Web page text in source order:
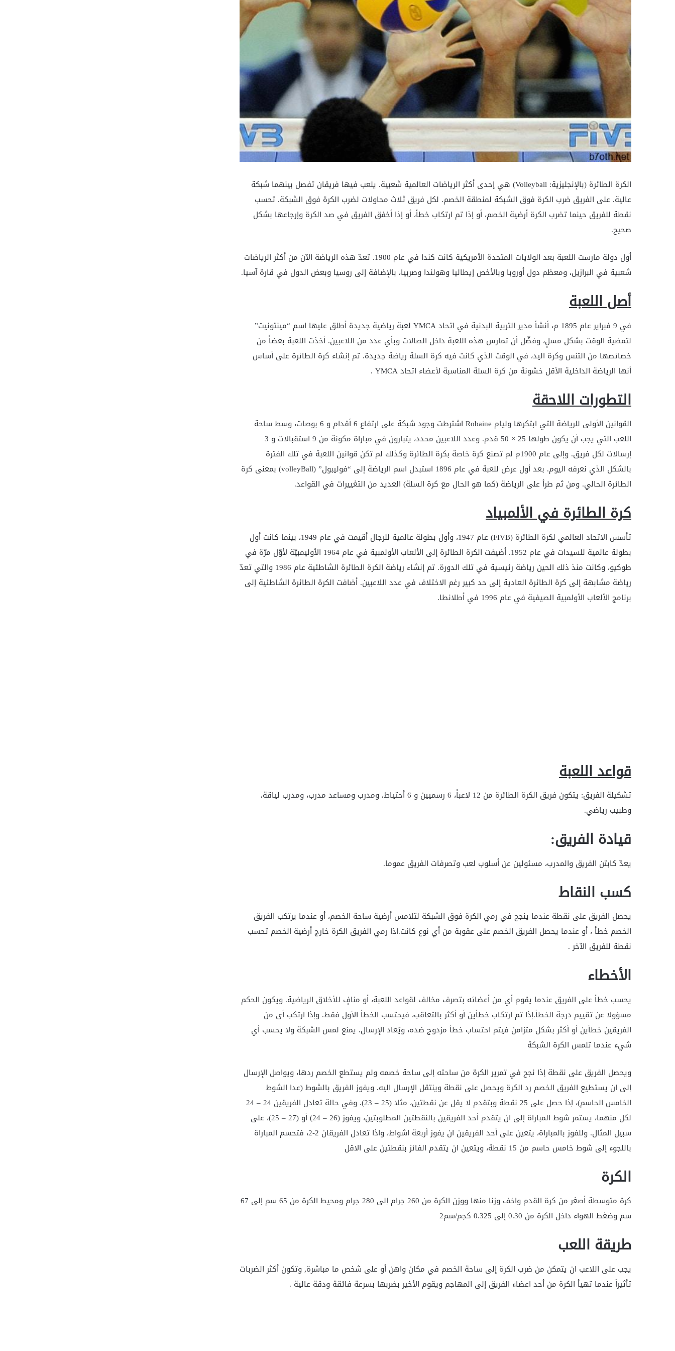
الكرة الطائرة (بالإنجليزية: Volleyball) هي إحدى أكثر الرياضات العالمية شعبية. يلعب فيها فريقان تفصل بينهما شبكة
عالية. على الفريق ضرب الكرة فوق الشبكة لمنطقة الخصم. لكل فريق ثلاث محاولات لضرب الكرة فوق الشبكة. تحسب
نقطة للفريق حينما تضرب الكرة أرضية الخصم، أو إذا تم ارتكاب خطأ، أو إذا أخفق الفريق في صد الكرة وإرجاعها بشكل
صحيح.
أول دولة مارست اللعبة بعد الولايات المتحدة الأمريكية كانت كندا في عام 1900. تعدّ هذه الرياضة الآن من أكثر الرياضات
شعبية في البرازيل، ومعظم دول أوروبا وبالأخص إيطاليا وهولندا وصربيا، بالإضافة إلى روسيا وبعض الدول في قارة آسيا.
أصل اللعبة
في 9 فبراير عام 1895 م، أنشأ مدير التربية البدنية في اتحاد YMCA لعبة رياضية جديدة أطلق عليها اسم “مينتونيت”
لتمضية الوقت بشكل مسلٍ، وفضّل أن تمارس هذه اللعبة داخل الصالات وبأي عدد من اللاعبين. أخذت اللعبة بعضاً من
خصائصها من التنس وكرة اليد، في الوقت الذي كانت فيه كرة السلة رياضة جديدة. تم إنشاء كرة الطائرة على أساس
أنها الرياضة الداخلية الأقل خشونة من كرة السلة المناسبة لأعضاء اتحاد YMCA .
التطورات اللاحقة
القوانين الأولى للرياضة التي ابتكرها وليام Robaine اشترطت وجود شبكة على ارتفاع 6 أقدام و 6 بوصات، وسط ساحة
اللعب التي يجب أن يكون طولها 25 × 50 قدم. وعدد اللاعبين محدد، يتبارون في مباراة مكونة من 9 استقبالات و 3
إرسالات لكل فريق. وإلى عام 1900م لم تصنع كرة خاصة بكرة الطائرة وكذلك لم تكن قوانين اللعبة في تلك الفترة
بالشكل الذي نعرفه اليوم. بعد أول عرض للعبة في عام 1896 استبدل اسم الرياضة إلى “فوليبول” (volleyBall) بمعنى كرة
الطائرة الحالي. ومن ثم طرأ على الرياضة (كما هو الحال مع كرة السلة) العديد من التغييرات في القواعد.
كرة الطائرة في الألمبياد
تأسس الاتحاد العالمي لكرة الطائرة (FIVB) عام 1947، وأول بطولة عالمية للرجال أقيمت في عام 1949، بينما كانت أول
بطولة عالمية للسيدات في عام 1952. أضيفت الكرة الطائرة إلى الألعاب الأولمبية في عام 1964 الأوليمبيّة لأوّل مرّة في
طوكيو، وكانت منذ ذلك الحين رياضة رئيسية في تلك الدورة. تم إنشاء رياضة الكرة الطائرة الشاطئية عام 1986 والتي تعدّ
رياضة مشابهة إلى كرة الطائرة العادية إلى حد كبير رغم الاختلاف في عدد اللاعبين. أضافت الكرة الطائرة الشاطئية إلى
برنامج الألعاب الأولمبية الصيفية في عام 1996 في أطلانطا.
قواعد اللعبة
تشكيلة الفريق: يتكون فريق الكرة الطائرة من 12 لاعباً، 6 رسميين و 6 أحتياط، ومدرب ومساعد مدرب، ومدرب لياقة،
وطبيب رياضي.
قيادة الفريق:
يعدّ كابتن الفريق والمدرب، مسئولين عن أسلوب لعب وتصرفات الفريق عموما.
كسب النقاط
يحصل الفريق على نقطة عندما ينجح في رمي الكرة فوق الشبكة لتلامس أرضية ساحة الخصم، أو عندما يرتكب الفريق
الخصم خطأ ، أو عندما يحصل الفريق الخصم على عقوبة من أي نوع كانت.اذا رمي الفريق الكرة خارج أرضية الخصم تحسب
نقطة للفريق الآخر .
الأخطاء
يحسب خطأ على الفريق عندما يقوم أي من أعضائه بتصرف مخالف لقواعد اللعبة، أو منافٍ للأخلاق الرياضية. ويكون الحكم
مسؤولا عن تقييم درجة الخطأ.إذا تم ارتكاب خطأين أو أكثر بالتعاقب، فيحتسب الخطأ الأول فقط. وإذا ارتكب أى من
الفريقين خطأين أو أكثر بشكل متزامن فيتم احتساب خطأ مزدوج ضده، ويُعاد الإرسال. يمنع لمس الشبكة ولا يحسب أي
شيء عندما تلمس الكرة الشبكة
ويحصل الفريق على نقطة إذا نجح في تمرير الكرة من ساحته إلى ساحة خصمه ولم يستطع الخصم ردها، ويواصل الإرسال
إلى ان يستطيع الفريق الخصم رد الكرة ويحصل على نقطة وينتقل الإرسال اليه. ويفوز الفريق بالشوط (عدا الشوط
الخامس الحاسم)، إذا حصل على 25 نقطة وبتقدم لا يقل عن نقطتين، مثلا (25 – 23). وفي حالة تعادل الفريقين 24 – 24
لكل منهما، يستمر شوط المباراة إلى ان يتقدم أحد الفريقين بالنقطتين المطلوبتين، ويفوز (26 – 24) أو (27 – 25)، على
سبيل المثال. وللفوز بالمباراة، يتعين على أحد الفريقين ان يفوز أربعة اشواط، واذا تعادل الفريقان 2-2، فتحسم المباراة
باللجوء إلى شوط خامس حاسم من 15 نقطة، ويتعين ان يتقدم الفائز بنقطتين على الاقل
الكرة
كرة متوسطة أصغر من كرة القدم واخف وزنا منها ووزن الكرة من 260 جرام إلى 280 جرام ومحيط الكرة من 65 سم إلى 67
سم وضغط الهواء داخل الكرة من 0.30 إلى 0.325 كجم/سم2
طريقة اللعب
يجب على اللاعب ان يتمكن من ضرب الكرة إلى ساحة الخصم في مكان واهن أو على شخص ما مباشرة, وتكون أكثر الضربات
تأثيراَ عندما تهيأ الكرة من أحد اعضاء الفريق إلى المهاجم ويقوم الأخير بضربها بسرعة فائقة ودقة عالية .